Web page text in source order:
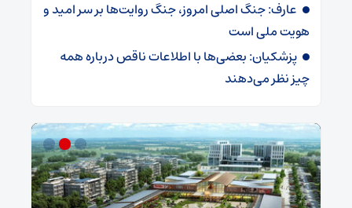
عارف: جنگ اصلی امروز، جنگ روایت‌ها بر سر امید و
هویت ملی است
پزشکیان: بعضی‌ها با اطلاعات ناقص درباره همه
چیز نظر می‌دهند